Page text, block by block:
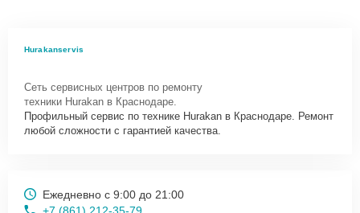
Hurakanservis
Сеть сервисных центров по ремонту
техники Hurakan в Краснодаре.
Профильный сервис по технике Hurakan в Краснодаре. Ремонт
любой сложности с гарантией качества.
Ежедневно с 9:00 до 21:00
+7 (861) 212-35-79